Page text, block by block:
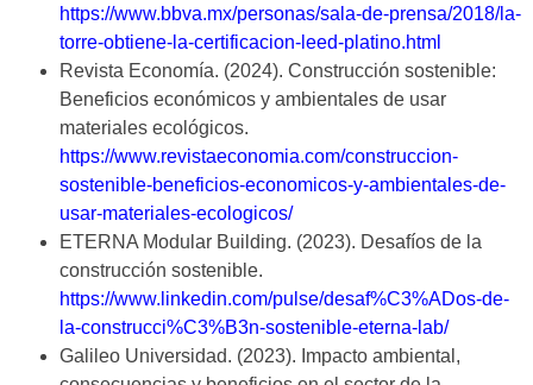
https://www.bbva.mx/personas/sala-de-prensa/2018/la-
torre-obtiene-la-certificacion-leed-platino.html
Revista Economía. (2024). Construcción sostenible:
Beneficios económicos y ambientales de usar
materiales ecológicos.
https://www.revistaeconomia.com/construccion-
sostenible-beneficios-economicos-y-ambientales-de-
usar-materiales-ecologicos/
ETERNA Modular Building. (2023). Desafíos de la
construcción sostenible.
https://www.linkedin.com/pulse/desaf%C3%ADos-de-
la-construcci%C3%B3n-sostenible-eterna-lab/
Galileo Universidad. (2023). Impacto ambiental,